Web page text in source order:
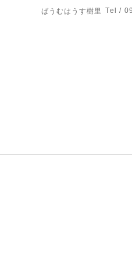
ばうむはうす樹里 Tel /